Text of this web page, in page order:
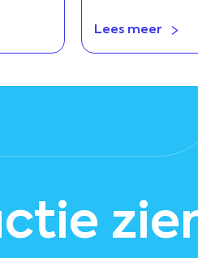
Lees meer